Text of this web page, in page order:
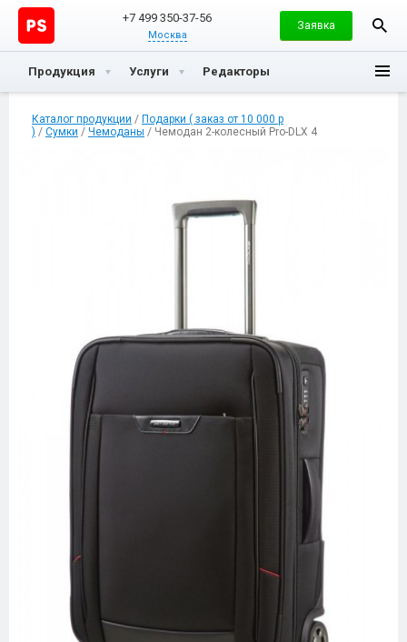
+7 499 350-37-56
Москва
Заявка
Продукция Услуги Редакторы
Каталог продукции / Подарки ( заказ от 10 000 р
) / Сумки / Чемоданы / Чемодан 2-колесный Pro-DLX 4